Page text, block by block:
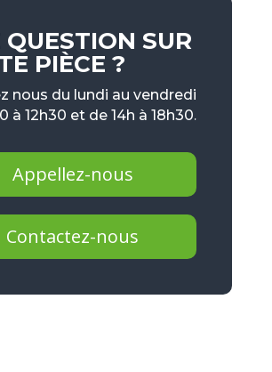
QUESTION SUR
PIÈCE ?
nous du lundi au vendredi
à 12h30 et de 14h à 18h30.
Appellez-nous
Contactez-nous